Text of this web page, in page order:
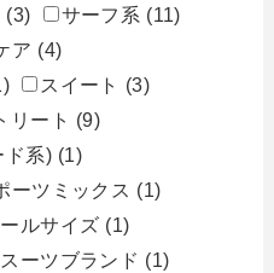
(3) サーフ系 (11)
ア (4)
スイート
(3)
リート (9)
ド系) (1)
ーツミックス (1)
ルサイズ (1)
スーツブランド (1)